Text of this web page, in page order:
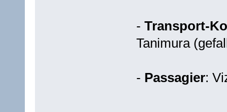
- Transport-
Tanimura
- Passagier: